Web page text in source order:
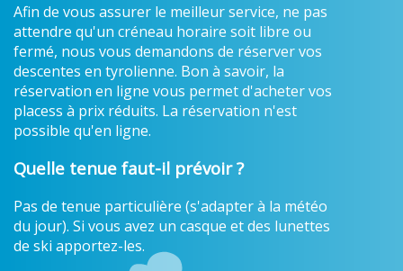
Afin de vous assurer le meilleur service, ne pas
attendre qu'un créneau horaire soit libre ou
fermé, nous vous demandons de réserver vos
descentes en tyrolienne. Bon à savoir, la
réservation en ligne vous permet d'acheter vos
placess à prix réduits. La réservation n'est
possible qu'en ligne.
Quelle tenue faut-il prévoir ?
Pas de tenue particulière (s'adapter à la météo
du jour). Si vous avez un casque et des lunettes
de ski apportez-les.